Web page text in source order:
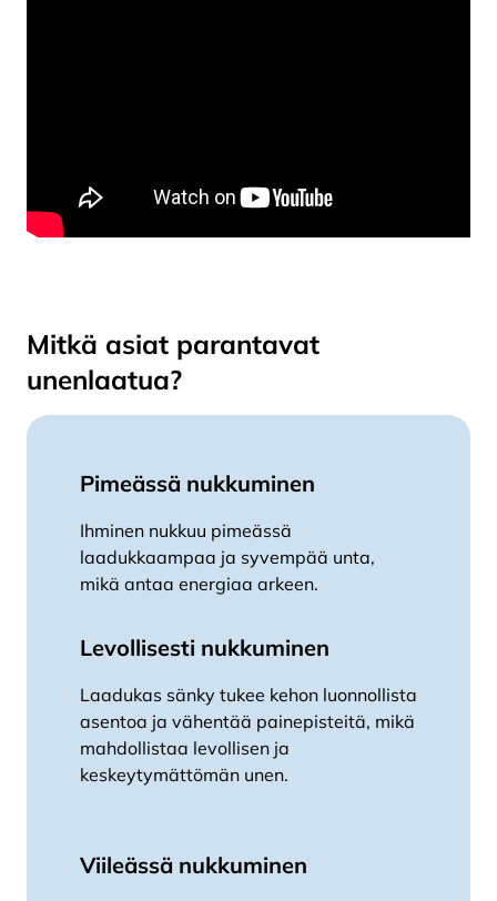
Mitkä asiat parantavat
unenlaatua?
Pimeässä nukkuminen
Ihminen nukkuu pimeässä
laadukkaampaa ja syvempää unta,
mikä antaa energiaa arkeen.
Levollisesti nukkuminen
Laadukas sänky tukee kehon luonnollista
asentoa ja vähentää painepisteitä, mikä
mahdollistaa levollisen ja
keskeytymättömän unen.
Viileässä nukkuminen